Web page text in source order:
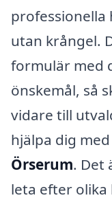
utan krångel.
formulär med
önskemål, så
vidare till
hjälpa dig
Örserum. Det
leta efter